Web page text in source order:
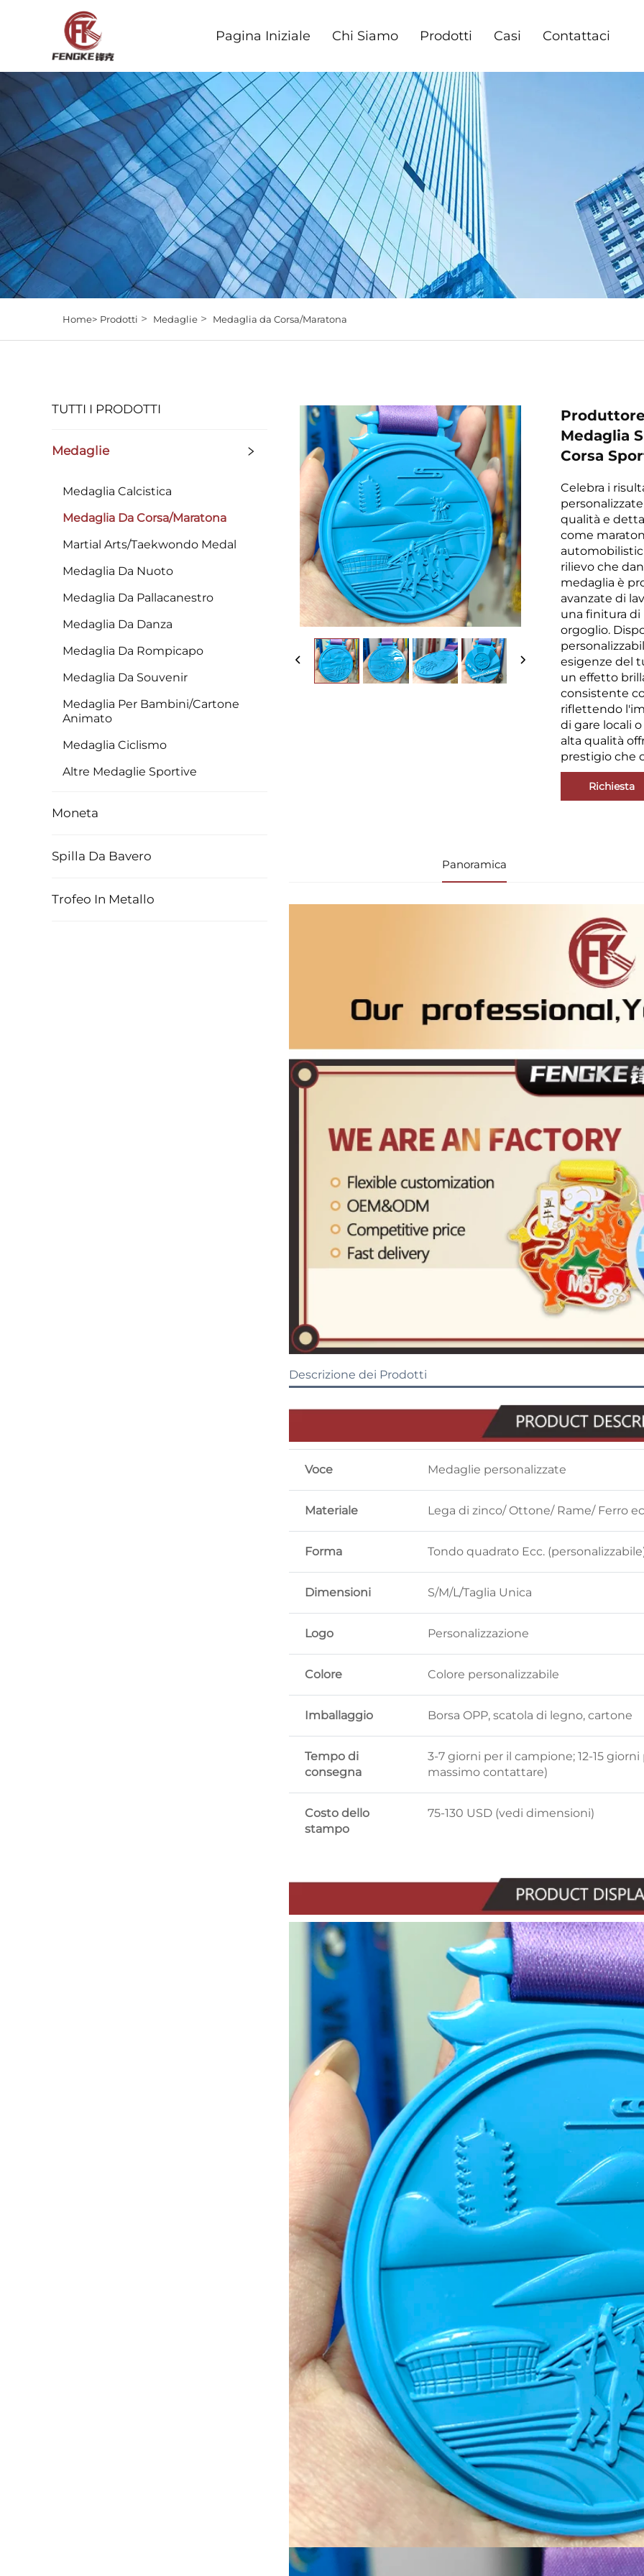
Pagina Iniziale Chi Siamo Prodotti Casi Contattaci
Home> Prodotti > Medaglie > Medaglia da Corsa/Maratona
TUTTI I PRODOTTI
Medaglie
Medaglia Calcistica
Medaglia Da Corsa/Maratona
Martial Arts/Taekwondo Medal
Medaglia Da Nuoto
Medaglia Da Pallacanestro
Medaglia Da Danza
Medaglia Da Rompicapo
Medaglia Da Souvenir
Medaglia Per Bambini/Cartone
Animato
Medaglia Ciclismo
Altre Medaglie Sportive
Moneta
Spilla Da Bavero
Trofeo In Metallo
Medaglia
Corsa
Celebra i
qualità e
come
rilievo che
medaglia è
avanzate di
una finitura di
orgoglio.
esigenze del
un effetto
consistente
riflettendo
di gare locali
alta qualità
prestigio che
Richiesta
Panoramica
Descrizione dei Prodotti
Voce Medaglie personalizzate
Materiale Lega di zinco/ Ottone/ Rame/ Ferro
Forma Tondo quadrato Ecc.
Dimensioni S/M/L/Taglia Unica
Logo Personalizzazione
Colore Colore personalizzabile
Imballaggio Borsa OPP, scatola di legno, cartone
Tempo di
consegna
3-7 giorni per il campione; 12-15
massimo contattare)
Costo dello
stampo
75-130 USD (vedi dimensioni)